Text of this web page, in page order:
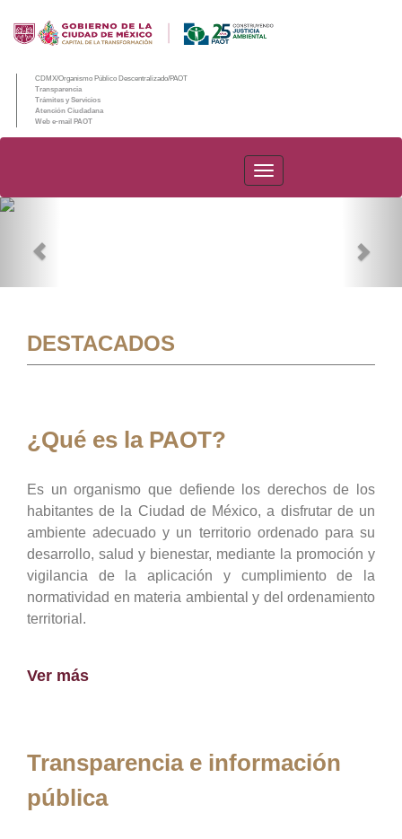
CDMX/Organismo Público Descentralizado/PAOT
Transparencia
Trámites y Servicios
Atención Ciudadana
Web e-mail PAOT
PAOT
DESTACADOS
¿Qué es la PAOT?
Es un organismo que defiende los derechos de los
habitantes de la Ciudad de México, a disfrutar de un
ambiente adecuado y un territorio ordenado para su
desarrollo, salud y bienestar, mediante la promoción y
vigilancia de la aplicación y cumplimiento de la
normatividad en materia ambiental y del ordenamiento
territorial.
Ver más
Transparencia e información
pública